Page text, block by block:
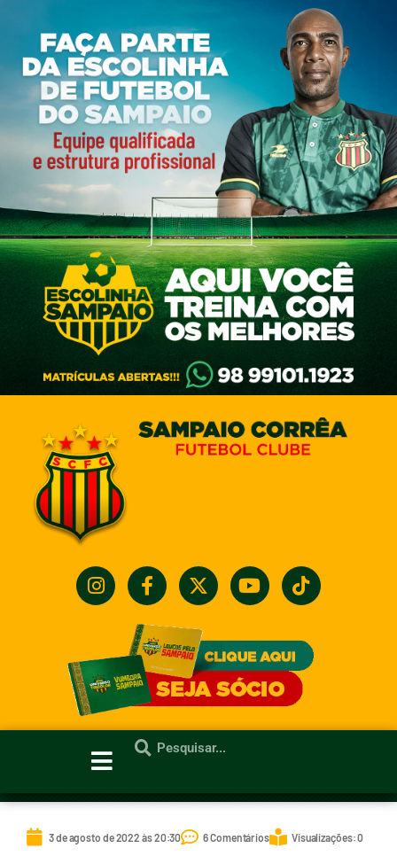
3 de agosto de 2022 às 20:30 6 Comentários Visualizações: 0